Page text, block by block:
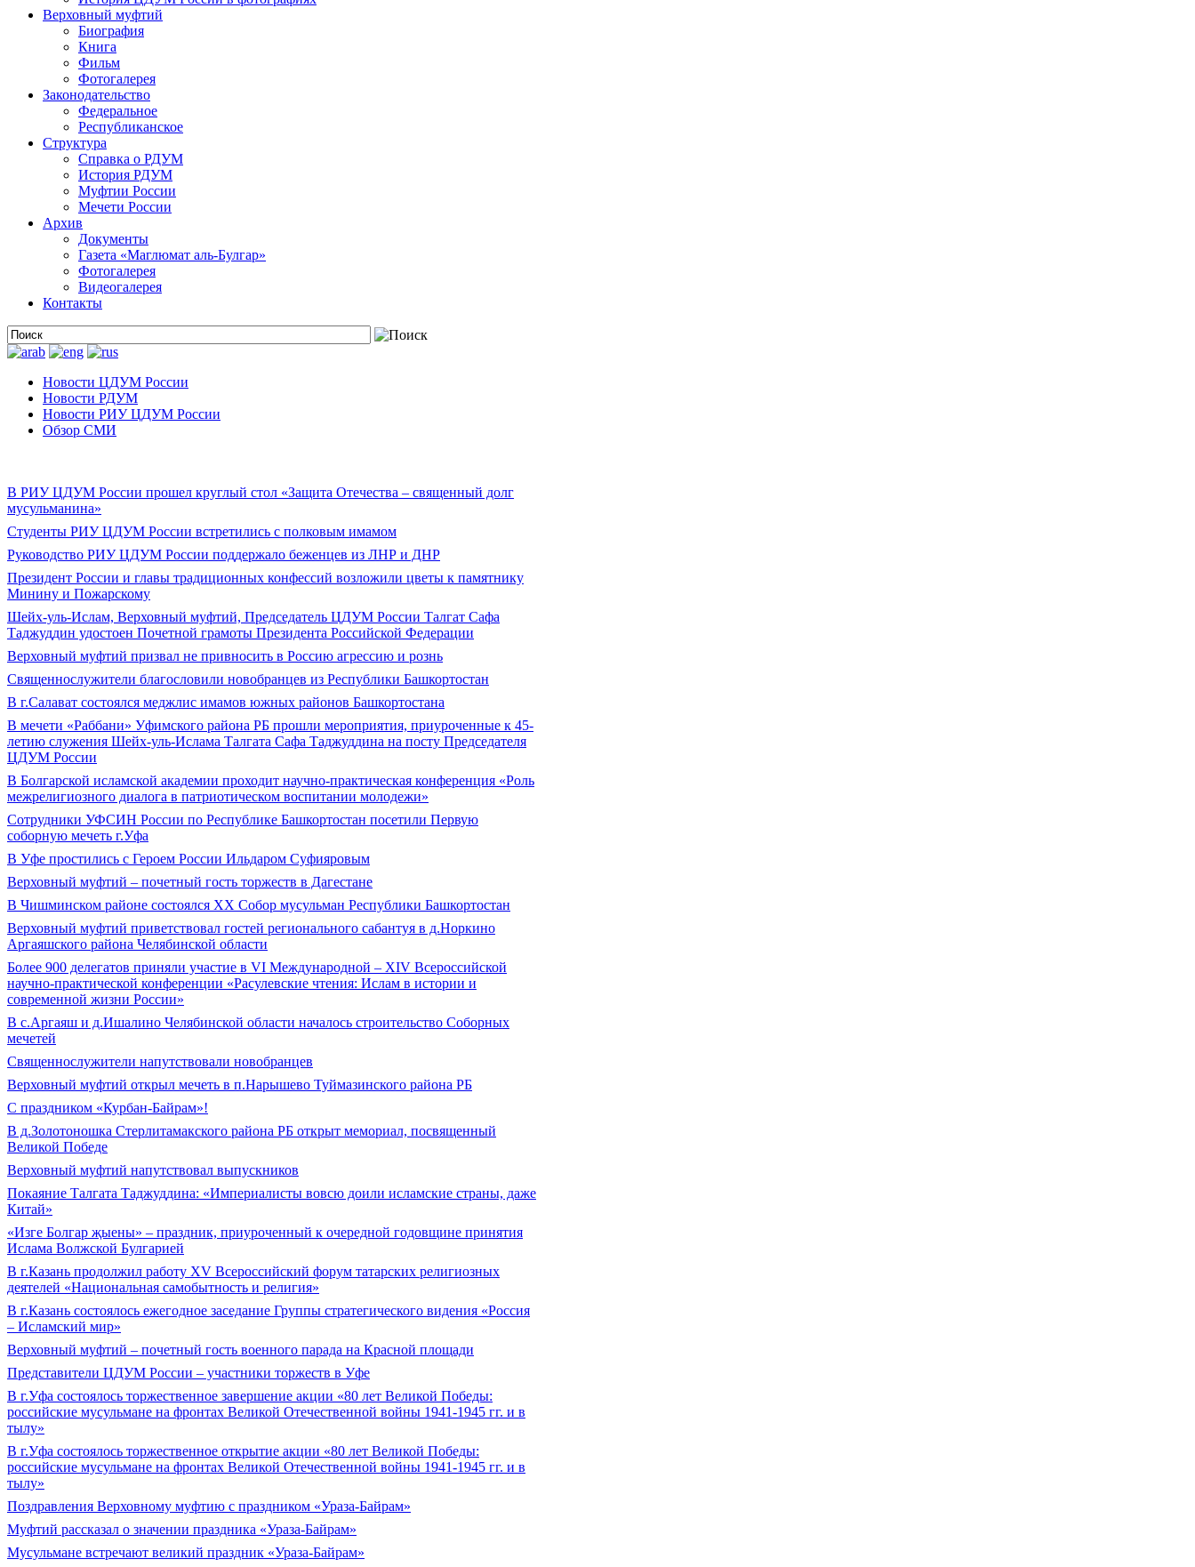
Верховный муфтий
Биография
Книга
Фильм
Фотогалерея
Законодательство
Федеральное
Республиканское
Структура
Справка о РДУМ
История РДУМ
Муфтии России
Мечети России
Архив
Документы
Газета «Маглюмат аль-Булгар»
Фотогалерея
Видеогалерея
Контакты
Новости ЦДУМ России
Новости РДУМ
Новости РИУ ЦДУМ России
Обзор СМИ
В РИУ ЦДУМ России прошел круглый стол «Защита Отечества – священный долг
мусульманина»
Студенты РИУ ЦДУМ России встретились с полковым имамом
Руководство РИУ ЦДУМ России поддержало беженцев из ЛНР и ДНР
Президент России и главы традиционных конфессий возложили цветы к памятнику
Минину и Пожарскому
Шейх-уль-Ислам, Верховный муфтий, Председатель ЦДУМ России Талгат Сафа
Таджуддин удостоен Почетной грамоты Президента Российской Федерации
Верховный муфтий призвал не привносить в Россию агрессию и рознь
Священнослужители благословили новобранцев из Республики Башкортостан
В г.Салават состоялся меджлис имамов южных районов Башкортостана
В мечети «Раббани» Уфимского района РБ прошли мероприятия, приуроченные к 45-
летию служения Шейх-уль-Ислама Талгата Сафа Таджуддина на посту Председателя
ЦДУМ России
В Болгарской исламской академии проходит научно-практическая конференция «Роль
межрелигиозного диалога в патриотическом воспитании молодежи»
Сотрудники УФСИН России по Республике Башкортостан посетили Первую
соборную мечеть г.Уфа
В Уфе простились с Героем России Ильдаром Суфияровым
Верховный муфтий – почетный гость торжеств в Дагестане
В Чишминском районе состоялся XX Собор мусульман Республики Башкортостан
Верховный муфтий приветствовал гостей регионального сабантуя в д.Норкино
Аргаяшского района Челябинской области
Более 900 делегатов приняли участие в VI Международной – ХIV Всероссийской
научно-практической конференции «Расулевские чтения: Ислам в истории и
современной жизни России»
В с.Аргаяш и д.Ишалино Челябинской области началось строительство Соборных
мечетей
Священнослужители напутствовали новобранцев
Верховный муфтий открыл мечеть в п.Нарышево Туймазинского района РБ
С праздником «Курбан-Байрам»!
В д.Золотоношка Стерлитамакского района РБ открыт мемориал, посвященный
Великой Победе
Верховный муфтий напутствовал выпускников
Покаяние Талгата Таджуддина: «Империалисты вовсю доили исламские страны, даже
Китай»
«Изге Болгар җыены» – праздник, приуроченный к очередной годовщине принятия
Ислама Волжской Булгарией
В г.Казань продолжил работу XV Всероссийский форум татарских религиозных
деятелей «Национальная самобытность и религия»
В г.Казань состоялось ежегодное заседание Группы стратегического видения «Россия
– Исламский мир»
Верховный муфтий – почетный гость военного парада на Красной площади
Представители ЦДУМ России – участники торжеств в Уфе
В г.Уфа состоялось торжественное завершение акции «80 лет Великой Победы:
российские мусульмане на фронтах Великой Отечественной войны 1941-1945 гг. и в
тылу»
В г.Уфа состоялось торжественное открытие акции «80 лет Великой Победы:
российские мусульмане на фронтах Великой Отечественной войны 1941-1945 гг. и в
тылу»
Поздравления Верховному муфтию с праздником «Ураза-Байрам»
Муфтий рассказал о значении праздника «Ураза-Байрам»
Мусульмане встречают великий праздник «Ураза-Байрам»